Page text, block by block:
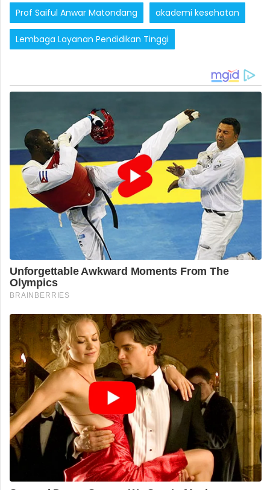
Prof Saiful Anwar Matondang akademi kesehatan
Lembaga Layanan Pendidikan Tinggi